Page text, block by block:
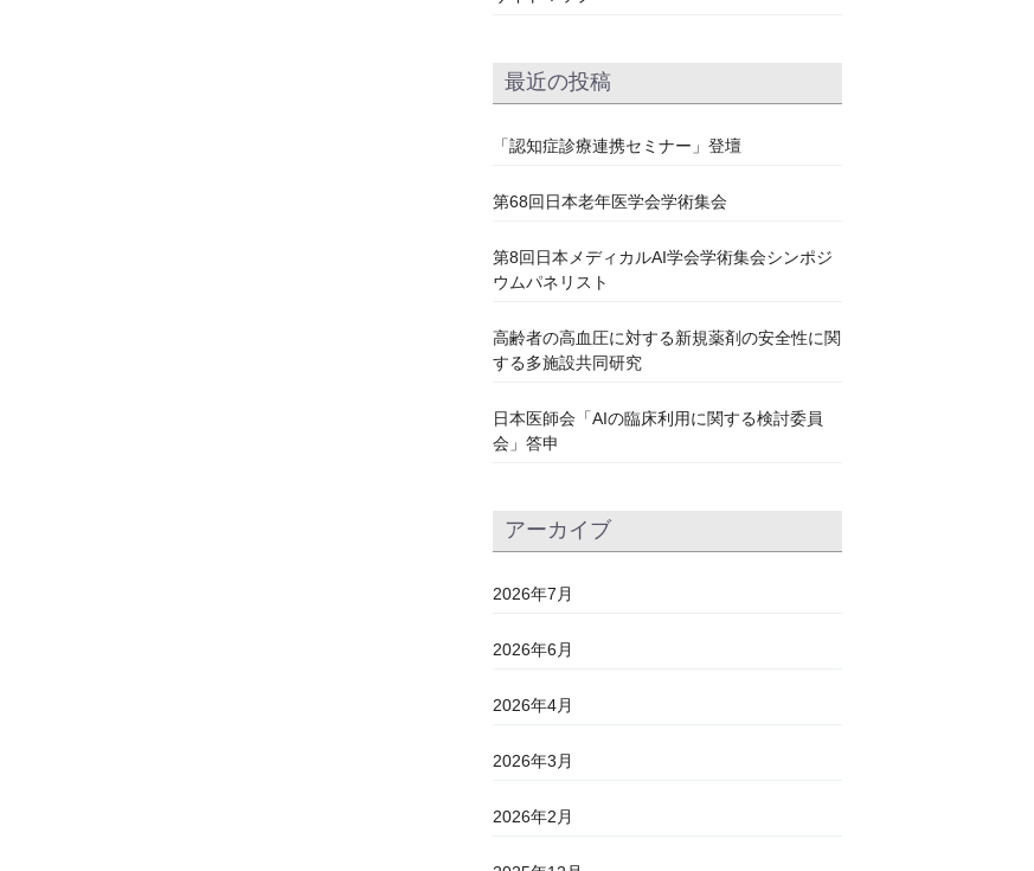
最近の投稿
「認知症診療連携セミナー」登壇
第68回日本老年医学会学術集会
第8回日本メディカルAI学会学術集会シンポジ
ウムパネリスト
高齢者の高血圧に対する新規薬剤の安全性に関
する多施設共同研究
日本医師会「AIの臨床利用に関する検討委員
会」答申
アーカイブ
2026年7月
2026年6月
2026年4月
2026年3月
2026年2月